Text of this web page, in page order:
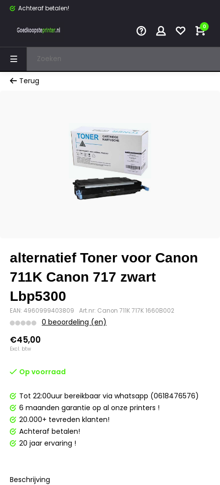
Achteraf betalen!
0
Terug
alternatief Toner voor Canon
711K Canon 717 zwart
Lbp5300
EAN: 4960999403809 Art.nr: Canon 711K 717K 1660B002
0 beoordeling (en)
€45,00
Excl. btw
Op voorraad
Tot 22:00uur bereikbaar via whatsapp (0618476576)
6 maanden garantie op al onze printers !
20.000+ tevreden klanten!
Achteraf betalen!
20 jaar ervaring !
Beschrijving